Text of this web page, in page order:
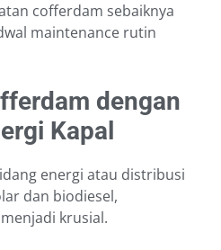
cofferdam sebaiknya
maintenance rutin
dengan
Kapal
energi atau distribusi
dan biodiesel,
krusial.